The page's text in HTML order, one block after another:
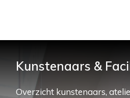
Kunstenaars &
Overzicht kunstenaars,